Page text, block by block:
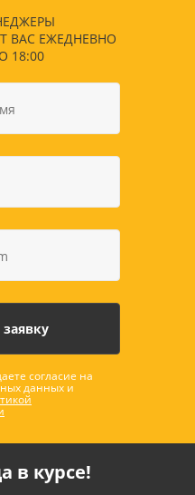
ВАС ЕЖЕДНЕВНО
18:00
согласие на
данных и
в курсе!